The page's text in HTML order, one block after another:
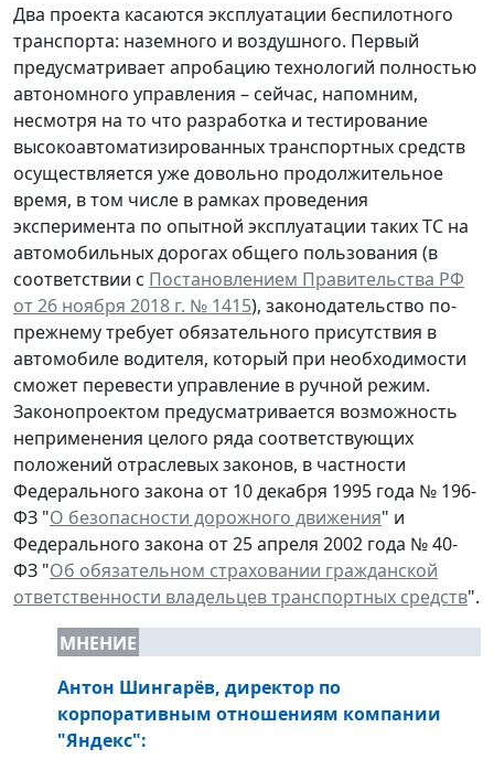
Два проекта касаются эксплуатации беспилотного
транспорта: наземного и воздушного. Первый
предусматривает апробацию технологий полностью
автономного управления – сейчас, напомним,
несмотря на то что разработка и тестирование
высокоавтоматизированных транспортных средств
осуществляется уже довольно продолжительное
время, в том числе в рамках проведения
эксперимента по опытной эксплуатации таких ТС на
автомобильных дорогах общего пользования (в
соответствии с Постановлением Правительства РФ
от 26 ноября 2018 г. № 1415), законодательство по-
прежнему требует обязательного присутствия в
автомобиле водителя, который при необходимости
сможет перевести управление в ручной режим.
Законопроектом предусматривается возможность
неприменения целого ряда соответствующих
положений отраслевых законов, в частности
Федерального закона от 10 декабря 1995 года № 196-
ФЗ "О безопасности дорожного движения" и
Федерального закона от 25 апреля 2002 года № 40-
ФЗ "Об обязательном страховании гражданской
ответственности владельцев транспортных средств".
МНЕНИЕ
Антон Шингарёв, директор по
корпоративным отношениям компании
"Яндекс":